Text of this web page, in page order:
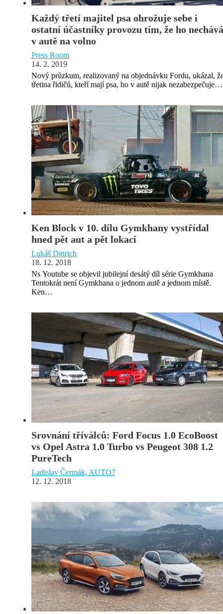
Každý třetí majitel psa ohrožuje sebe i
ostatní účastníky provozu tím, že ho nechává
v autě na volno
Press Room
14. 2. 2019
Nový průzkum, realizovaný na objednávku Fordu, ukázal,
třetina řidičů, kteří mají psa, ho v autě nijak nezabezpečuje…
Ken Block v 10. dílu Gymkhany vystřídal
hned pět aut a pět lokací
Lukáš Dittrich
18. 12. 2018
Ns Youtube se objevil jubilejní desátý díl série Gymkhana
Tentokrát není Gymkhana o jednom autě a jednom místě.
Ken…
Srovnání tříválců: Ford Focus 1.0 EcoBoost
vs Opel Astra 1.0 Turbo vs Peugeot 308 1.2
PureTech
Ladislav Čermák, AUTO7
12. 12. 2018